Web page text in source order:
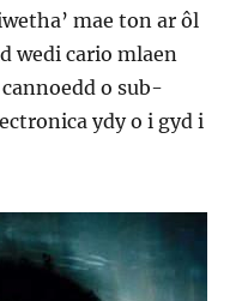
mae ton ar ôl
wedi cario mlaen
o sub-
ydy o i gyd i